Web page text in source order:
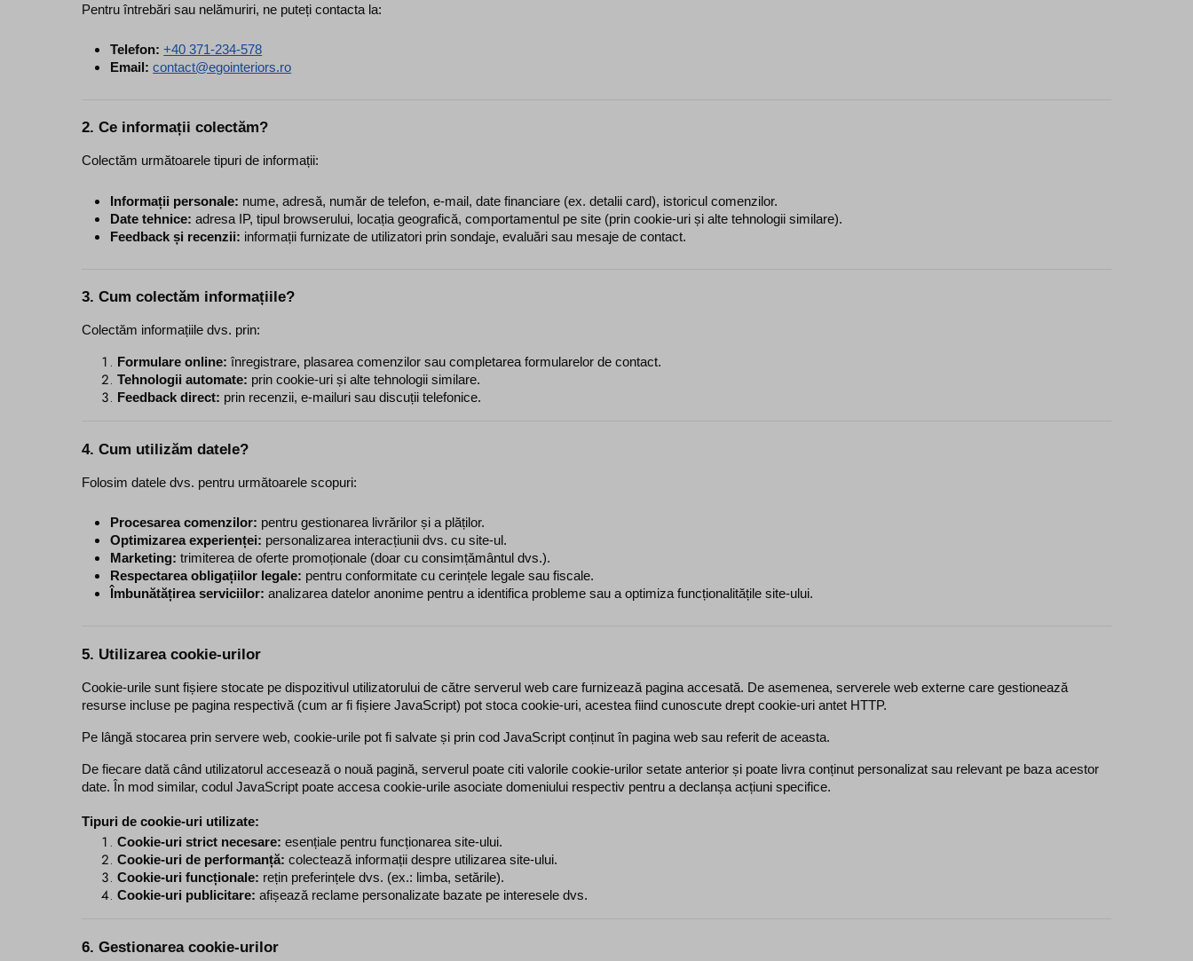
Pentru întrebări sau nelămuriri, ne puteți contacta la:
Telefon: +40 371-234-578
Email: contact@egointeriors.ro
2. Ce informații colectăm?
Colectăm următoarele tipuri de informații:
Informații personale: nume, adresă, număr de telefon, e-mail, date financiare (ex. detalii card), istoricul comenzilor.
Date tehnice: adresa IP, tipul browserului, locația geografică, comportamentul pe site (prin cookie-uri și alte tehnologii similare).
Feedback și recenzii: informații furnizate de utilizatori prin sondaje, evaluări sau mesaje de contact.
3. Cum colectăm informațiile?
Colectăm informațiile dvs. prin:
Formulare online: înregistrare, plasarea comenzilor sau completarea formularelor de contact.
Tehnologii automate: prin cookie-uri și alte tehnologii similare.
Feedback direct: prin recenzii, e-mailuri sau discuții telefonice.
4. Cum utilizăm datele?
Folosim datele dvs. pentru următoarele scopuri:
Procesarea comenzilor: pentru gestionarea livrărilor și a plăților.
Optimizarea experienței: personalizarea interacțiunii dvs. cu site-ul.
Marketing: trimiterea de oferte promoționale (doar cu consimțământul dvs.).
Respectarea obligațiilor legale: pentru conformitate cu cerințele legale sau fiscale.
Îmbunătățirea serviciilor: analizarea datelor anonime pentru a identifica probleme sau a optimiza funcționalitățile site-ului.
5. Utilizarea cookie-urilor
Cookie-urile sunt fișiere stocate pe dispozitivul utilizatorului de către serverul web care furnizează pagina accesată. De asemenea, serverele web externe care gestionează
resurse incluse pe pagina respectivă (cum ar fi fișiere JavaScript) pot stoca cookie-uri, acestea fiind cunoscute drept cookie-uri antet HTTP.
Pe lângă stocarea prin servere web, cookie-urile pot fi salvate și prin cod JavaScript conținut în pagina web sau referit de aceasta.
De fiecare dată când utilizatorul accesează o nouă pagină, serverul poate citi valorile cookie-urilor setate anterior și poate livra conținut personalizat sau relevant pe baza acestor
date. În mod similar, codul JavaScript poate accesa cookie-urile asociate domeniului respectiv pentru a declanșa acțiuni specifice.
Tipuri de cookie-uri utilizate:
Cookie-uri strict necesare: esențiale pentru funcționarea site-ului.
Cookie-uri de performanță: colectează informații despre utilizarea site-ului.
Cookie-uri funcționale: rețin preferințele dvs. (ex.: limba, setările).
Cookie-uri publicitare: afișează reclame personalizate bazate pe interesele dvs.
6. Gestionarea cookie-urilor